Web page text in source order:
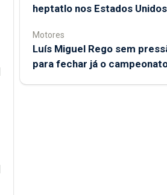
heptatlo nos Estados Unidos
Motores
Luís Miguel Rego sem
para fechar já o